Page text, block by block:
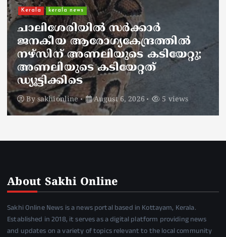
Kerala kerala news
ചാലിശേരിയില്‍ സര്‍ക്കാര്‍
ജനകീയ ആരോഗ്യകേന്ദ്രത്തില്‍
നഴ്സിന് അണലിയുടെ കടിയേറ്റു;
അണലിയുടെ കടിയേറ്റത്
ഡ്യൂട്ടിക്കിടെ
By sakhionline August 6, 2026 5 views
About Sakhi Online
Sakhi Online News is a news portal based in Kottayam, Kerala.
Established in 2018, it serves as a digital platform providing news
and updates on a variety of topics relevant to the local community